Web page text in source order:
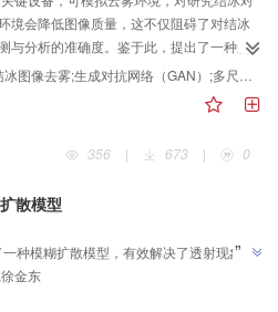
借助精心设计的多尺度大核可分离卷积
模能力，利用多路提取块引入多尺度特征
意力模块在实现性能提升的同时维持较低
境会降低图像质量，这不仅阻碍了对结冰
与分析的准确度。鉴于此，提出了一种新
成对抗网络（multi-scale feature fusion
GAN），旨在改善结冰风洞云雾环境
利用生成对抗网络的能力，MSFF-GAN高
生成器的特征融合和增强策略。特征融
像多尺度特征，增强策略模块通过简洁网
判别器策略获得全面上下文信息，显著
函数共同优化去雾模型，确保最优去雾效
对比了MSFF-GAN去雾方法与其他传统及
示，结冰风洞云雾环境下MSFF-GAN生
，且在相关评价指标上表现优异。结论
去雾;生成对抗网络（GAN）;多尺度特征融合
356
| 673 | 0
散模型
种模糊扩散模型，有效解决了透射现象，
率。”
”
金东